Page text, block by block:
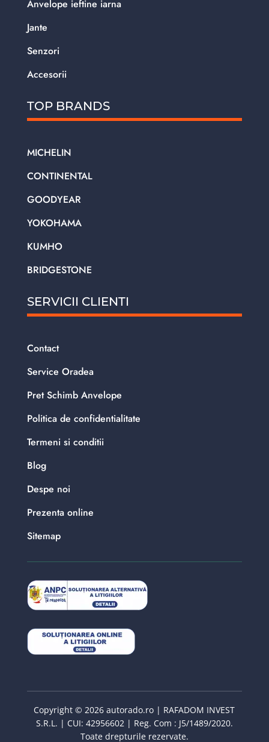
Anvelope ieftine iarna
Jante
Senzori
Accesorii
TOP BRANDS
MICHELIN
CONTINENTAL
GOODYEAR
YOKOHAMA
KUMHO
BRIDGESTONE
SERVICII CLIENTI
Contact
Service Oradea
Pret Schimb Anvelope
Politica de confidentialitate
Termeni si conditii
Blog
Despe noi
Prezenta online
Sitemap
Copyright © 2026 autorado.ro | RAFADOM INVEST
S.R.L. | CUI: 42956602 | Reg. Com : J5/1489/2020.
Toate drepturile rezervate.